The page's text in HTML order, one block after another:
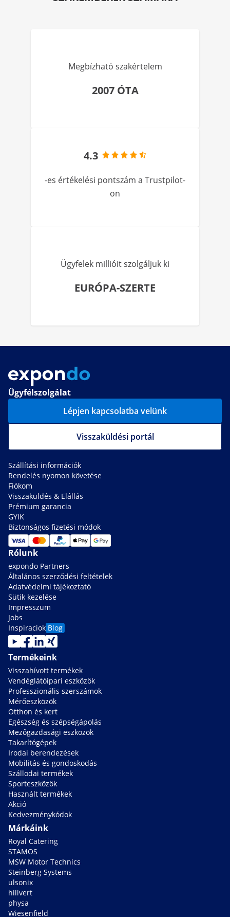
Megbízható szakértelem
2007 ÓTA
4.3
-es értékelési pontszám a Trustpilot-
on
Ügyfelek millióit szolgáljuk ki
EURÓPA-SZERTE
Ügyfélszolgálat
Lépjen kapcsolatba velünk
Visszaküldési portál
Szállítási információk
Rendelés nyomon követése
Fiókom
Visszaküldés & Elállás
Prémium garancia
GYIK
Biztonságos fizetési módok
Rólunk
expondo Partners
Általános szerződési feltételek
Adatvédelmi tájékoztató
Sütik kezelése
Impresszum
Jobs
Inspiraciok Blog
Termékeink
Visszahívott termékek
Vendéglátóipari eszközök
Professzionális szerszámok
Mérőeszközök
Otthon és kert
Egészség és szépségápolás
Mezőgazdasági eszközök
Takarítógépek
Irodai berendezések
Mobilitás és gondoskodás
Szállodai termékek
Sporteszközök
Használt termékek
Akció
Kedvezménykódok
Márkáink
Royal Catering
STAMOS
MSW Motor Technics
Steinberg Systems
ulsonix
hillvert
physa
Wiesenfield